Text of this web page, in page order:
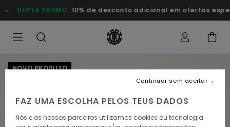
para
a
DUPLA PROMO 10% de desconto adicional em ofertas
NOVO PRODUTO
FAZ UMA ESCOLHA PELOS TEUS DADOS
Nós e os nossos parceiros utilizamos cookies ou tecnologia
Continuar sem aceitar